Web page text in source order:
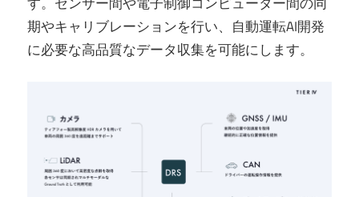
期やキャリブレーションを行い、自動運転AI開発
に必要な高品質なデータ収集を可能にします。